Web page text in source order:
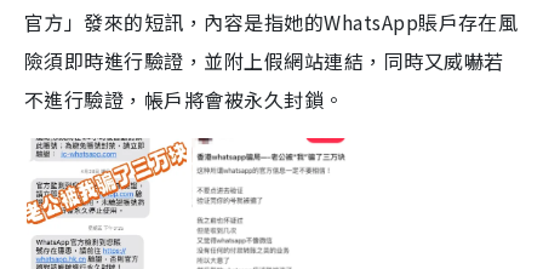
官方」發來的短訊，內容是指她的WhatsApp賬戶存在風
險須即時進行驗證，並附上假網站連結，同時又威嚇若
不進行驗證，帳戶將會被永久封鎖。